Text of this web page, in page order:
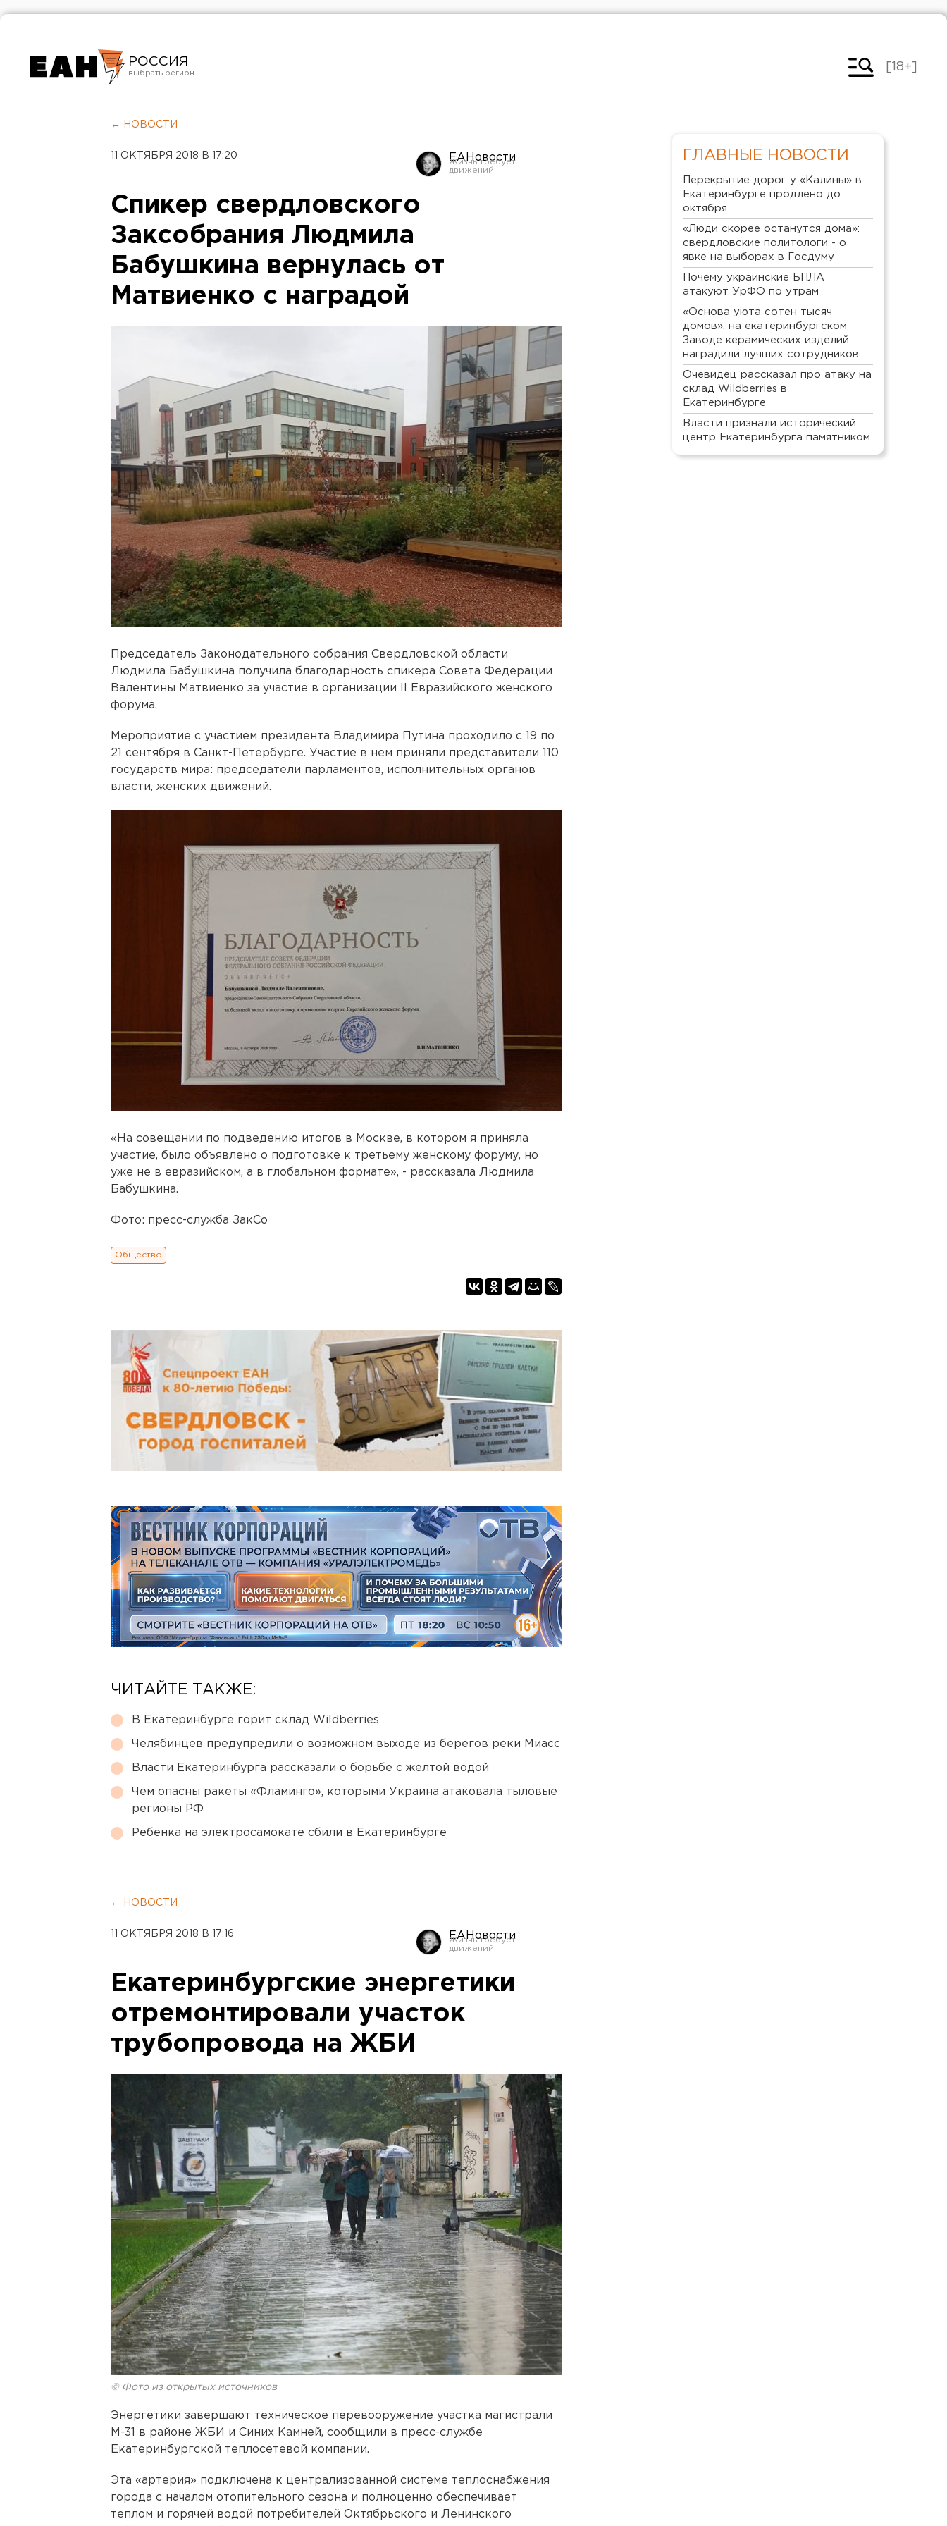
РОССИЯ
Челябинск
[18+]
← НОВОСТИ
11 ОКТЯБРЯ 2018 В 17:20 ЕАНовости
Спикер свердловского
Заксобрания Людмила
Бабушкина вернулась от
Матвиенко с наградой
Председатель Законодательного собрания Свердловской области
Людмила Бабушкина получила благодарность спикера Совета Федерации
Валентины Матвиенко за участие в организации II Евразийского женского
форума.
Мероприятие с участием президента Владимира Путина проходило с 19 по
21 сентября в Санкт-Петербурге. Участие в нем приняли представители 110
государств мира: председатели парламентов, исполнительных органов
власти, женских движений.
«На совещании по подведению итогов в Москве, в котором я приняла
участие, было объявлено о подготовке к третьему женскому форуму, но
уже не в евразийском, а в глобальном формате», - рассказала Людмила
Бабушкина.
Фото: пресс-служба ЗакСо
Общество
ЧИТАЙТЕ ТАКЖЕ:
В Екатеринбурге горит склад Wildberries
Челябинцев предупредили о возможном выходе из берегов реки Миасс
Власти Екатеринбурга рассказали о борьбе с желтой водой
Чем опасны ракеты «Фламинго», которыми Украина атаковала тыловые
регионы РФ
Ребенка на электросамокате сбили в Екатеринбурге
← НОВОСТИ
11 ОКТЯБРЯ 2018 В 17:16 ЕАНовости
Екатеринбургские энергетики
отремонтировали участок
трубопровода на ЖБИ
© Фото из открытых источников
Энергетики завершают техническое перевооружение участка магистрали
М-31 в районе ЖБИ и Синих Камней, сообщили в пресс-службе
Екатеринбургской теплосетевой компании.
Эта «артерия» подключена к централизованной системе теплоснабжения
города с началом отопительного сезона и полноценно обеспечивает
теплом и горячей водой потребителей Октябрьского и Ленинского
ГЛАВНЫЕ НОВОСТИ
Перекрытие дорог у «Калины» в
Екатеринбурге продлено до
октября
«Люди скорее останутся дома»:
свердловские политологи - о
явке на выборах в Госдуму
Почему украинские БПЛА
атакуют УрФО по утрам
«Основа уюта сотен тысяч
домов»: на екатеринбургском
Заводе керамических изделий
наградили лучших сотрудников
Очевидец рассказал про атаку на
склад Wildberries в
Екатеринбурге
Власти признали исторический
центр Екатеринбурга памятником